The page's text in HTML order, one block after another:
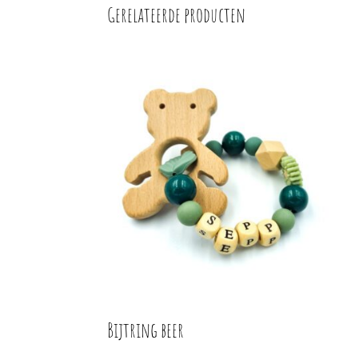
Gerelateerde producten
Bijtring beer